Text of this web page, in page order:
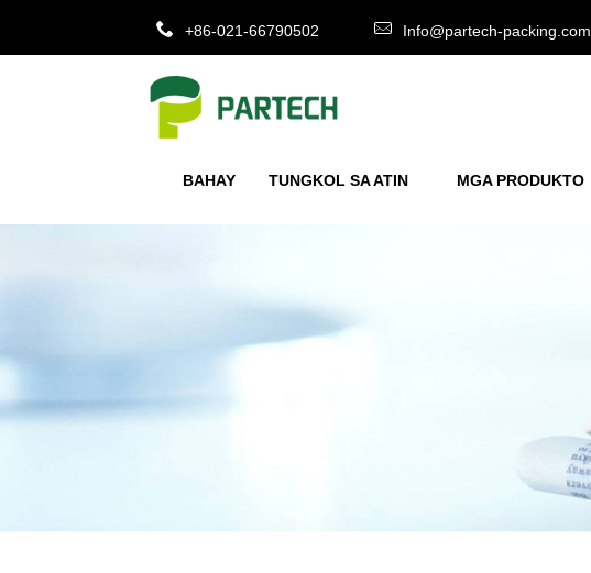
+86-021-66790502 Info@partech-packing.com
BAHAY TUNGKOL SA ATIN MGA PRODUKTO